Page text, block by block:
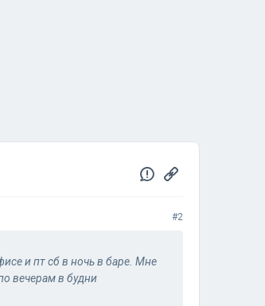
#2
и пт сб в ночь в баре. Мне
вечерам в будни